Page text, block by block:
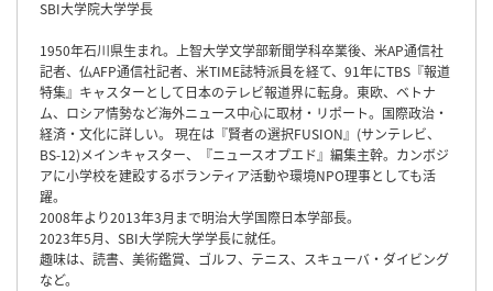
SBI大学院大学学長
1950年石川県生まれ。上智大学文学部新聞学科卒業後、米AP通信社
記者、仏AFP通信社記者、米TIME誌特派員を経て、91年にTBS『報道
特集』キャスターとして日本のテレビ報道界に転身。東欧、ベトナ
ム、ロシア情勢など海外ニュース中心に取材・リポート。国際政治・
経済・文化に詳しい。 現在は『賢者の選択FUSION』(サンテレビ、
BS-12)メインキャスター、『ニュースオプエド』編集主幹。カンボジ
アに小学校を建設するボランティア活動や環境NPO理事としても活
躍。
2008年より2013年3月まで明治大学国際日本学部長。
2023年5月、SBI大学院大学学長に就任。
趣味は、読書、美術鑑賞、ゴルフ、テニス、スキューバ・ダイビング
など。